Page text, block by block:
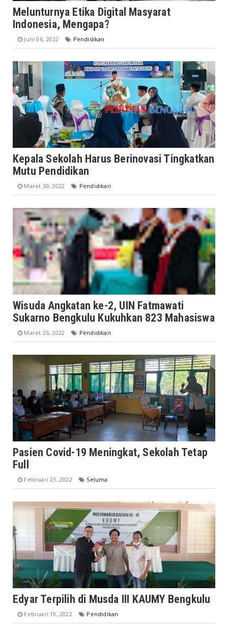
Melunturnya Etika Digital Masyarat
Indonesia, Mengapa?
Juni 06, 2022 Pendidikan
Kepala Sekolah Harus Berinovasi Tingkatkan
Mutu Pendidikan
Maret 30, 2022 Pendidikan
Wisuda Angkatan ke-2, UIN Fatmawati
Sukarno Bengkulu Kukuhkan 823 Mahasiswa
Maret 26, 2022 Pendidikan
Pasien Covid-19 Meningkat, Sekolah Tetap
Full
Februari 23, 2022 Seluma
Edyar Terpilih di Musda III KAUMY Bengkulu
Februari 19, 2022 Pendidikan